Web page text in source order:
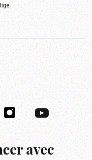
avec